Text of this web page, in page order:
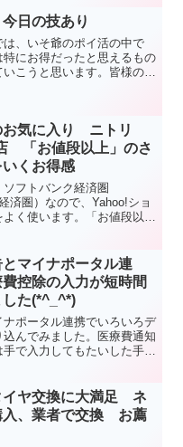
ても、いそ爺も前の会社を
は他の市町村にふるさと納税
あまりとやかく言えないで
日の技あり
は、いそ爺のポイ活の中で
特にお得だったと思えるもの
いこうと思います。皆様の参
お気に入り ニトリ
「お値段以上」のさ
くお得感
フトバンク経済圏
済圏）なので、Yahoo!ショ
よく使います。「お値段以
ョッピングで通常の商品
合と同等のポイントがもら
得にニトリ商品が購入でき
マイナポータル連
控除の入力が短時間
た(*^_^*)
ナポータル連携でいろいろデ
込んでみました。医療費通知
手で入力してもたいした手間
かったです。代理人サービ
初めてしてみました。
イヤ交換に大満足 ネ
入、業者で交換 お薦